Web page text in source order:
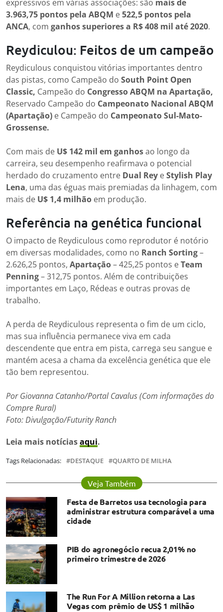
expressivos em várias associações: são mais de
3.963,75 pontos pela ABQM e522,5 pontos pela
ANCA, com ganhos superiores a R$ 408 mil até 2020.
Reydiculou: Feitos de um campeão
Reydiculous conquistou vitórias importantes dentro
das pistas, como Campeão do South Point Open
Classic, Campeão do Congresso ABQM na Apartação,
Reservado Campeão do Campeonato Nacional ABQM
(Apartação) e Campeão do Campeonato Sul-Mato-
Grossense.
Com mais de U$ 142 mil em ganhosao longo da
carreira, seu desempenho reafirmava o potencial
herdado do cruzamento entre Dual Rey eStylish Play
Lena, uma das éguas mais premiadas da linhagem, com
mais de U$ 1,4 milhão em produção.
Referência na genética funcional
O impacto de Reydiculous como reprodutor é notório
em diversas modalidades, como no Ranch Sorting–
2.626,25 pontos, Apartação– 425,25 pontos eTeam
Penning– 312,75 pontos. Além de contribuições
importantes em Laço, Rédeas e outras provas de
trabalho.
A perda de Reydiculous representa o fim de um ciclo,
mas sua influência permanece viva em cada
descendente que entra em pista, carrega seu sangue e
mantém acesa a chama da excelência genética que ele
tão bem representou.
Por Giovanna Catanho/Portal Cavalus (Com informações do
Compre Rural)
Foto: Divulgação/Futurity Ranch
Leia mais notíciasaqui.
Tags Relacionadas: DESTAQUE QUARTO DE MILHA
Veja Também
Festa de Barretos usa tecnologia para
administrar estrutura comparável a uma
cidade
PIB do agronegócio recua 2,01% no
primeiro trimestre de 2026
The Run For A Million retorna a Las
Vegas com prêmio de US$ 1 milhão